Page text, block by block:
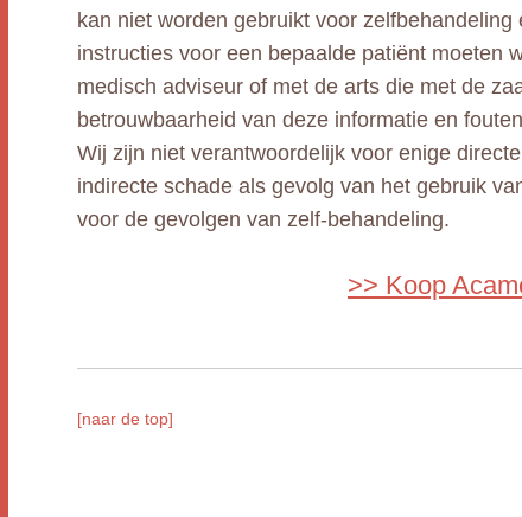
kan niet worden gebruikt voor
instructies voor een bepaalde patiënt moeten
medisch adviseur of met de arts die met de
betrouwbaarheid van deze informatie en
Wij zijn niet verantwoordelijk voor enige
indirecte schade als gevolg van het gebruik
voor de gevolgen van zelf-behandeling.
>> Koop
[naar de top]